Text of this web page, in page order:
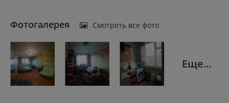
Фотогалерея Смотреть все фото
Еще...